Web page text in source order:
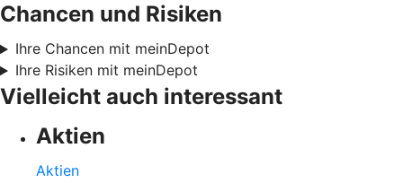
Chancen und Risiken
Ihre Chancen mit meinDepot
Ihre Risiken mit meinDepot
Vielleicht auch interessant
Aktien
Aktien